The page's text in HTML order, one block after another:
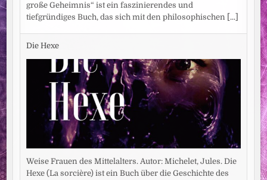
große Geheimnis“ ist ein faszinierendes und
tiefgründiges Buch, das sich mit den philosophischen [...]
Die Hexe
Weise Frauen des Mittelalters. Autor: Michelet, Jules. Die
Hexe (La sorcière) ist ein Buch über die Geschichte des